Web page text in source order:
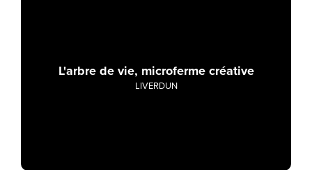
L'arbre de vie, microferme créative
LIVERDUN